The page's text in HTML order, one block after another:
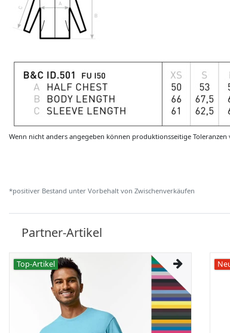
Wenn nicht anders angegeben können produktionsseitige
*positiver Bestand unter Vorbehalt von Zwischenverkäufen
Partner-Artikel
Top-Artikel